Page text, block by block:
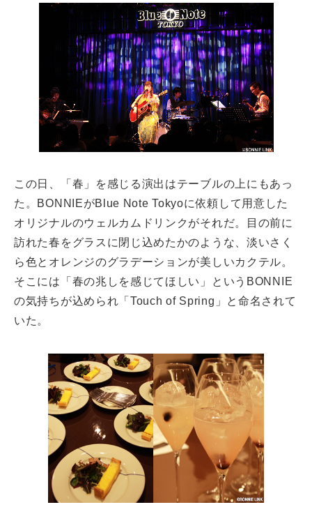
この日、「春」を感じる演出はテーブルの上にもあっ
た。BONNIEがBlue Note Tokyoに依頼して用意した
オリジナルのウェルカムドリンクがそれだ。目の前に
訪れた春をグラスに閉じ込めたかのような、淡いさく
ら色とオレンジのグラデーションが美しいカクテル。
そこには「春の兆しを感じてほしい」というBONNIE
の気持ちが込められ「Touch of Spring」と命名されて
いた。